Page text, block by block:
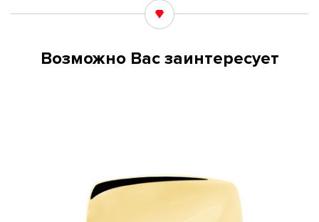
Возможно Вас заинтересует